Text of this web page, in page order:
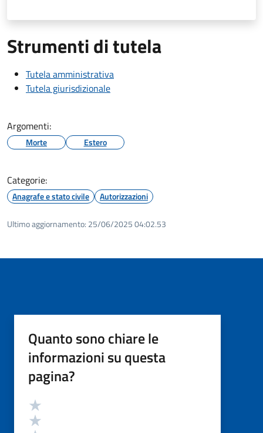
Strumenti di tutela
Tutela amministrativa
Tutela giurisdizionale
Argomenti:
Morte Estero
Categorie:
Anagrafe e stato civile Autorizzazioni
Ultimo aggiornamento: 25/06/2025 04:02.53
Quanto sono chiare le
informazioni su questa
pagina?
Valutazione